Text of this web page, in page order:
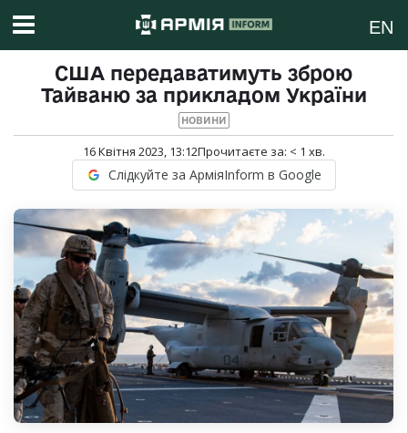
EN
США передаватимуть зброю
Тайваню за прикладом України
НОВИНИ
16 Квітня 2023, 13:12Прочитаєте за: < 1 хв.
Слідкуйте за АрміяInform в Google